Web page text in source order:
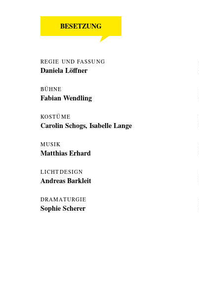
BESETZUNG
REGIE UND FASSUNG
Daniela Löffner
BÜHNE
Fabian Wendling
KOSTÜME
Carolin Schogs, Isabelle Lange
MUSIK
Matthias Erhard
LICHTDESIGN
Andreas Barkleit
DRAMATURGIE
Sophie Scherer